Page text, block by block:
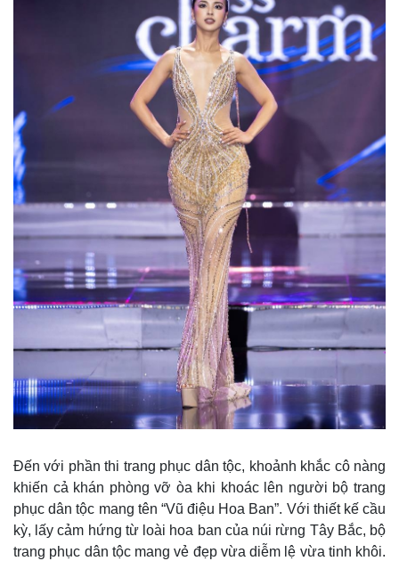
Quan sát
Cuộc sống đó đây
Hồ sơ
Multimedia
Video
Ảnh
E-Magazine
Infographic
Đến với phần thi trang phục dân tộc, khoảnh khắc cô nàng
khiến cả khán phòng vỡ òa khi khoác lên người bộ trang
phục dân tộc mang tên “Vũ điệu Hoa Ban”. Với thiết kế cầu
kỳ, lấy cảm hứng từ loài hoa ban của núi rừng Tây Bắc, bộ
trang phục dân tộc mang vẻ đẹp vừa diễm lệ vừa tinh khôi.